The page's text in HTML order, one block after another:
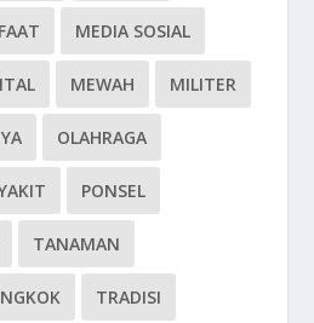
MEDIA SOSIAL
MEWAH MILITER
OLAHRAGA
PONSEL
TANAMAN
TRADISI